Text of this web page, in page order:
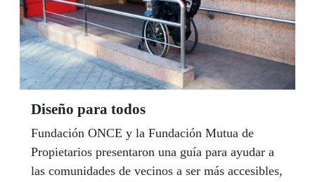
Diseño para todos
Fundación ONCE y la Fundación Mutua de
Propietarios presentaron una guía para ayudar a
las comunidades de vecinos a ser más accesibles,